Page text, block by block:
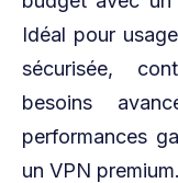
Idéal pour
sécurisée,
besoins
performances
un VPN premium.